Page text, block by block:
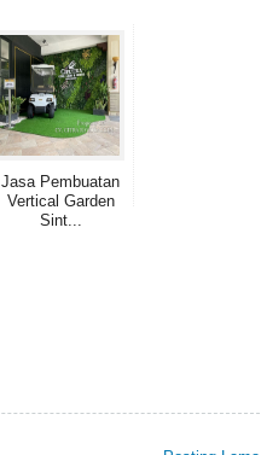
Jasa Pembuatan
Vertical Garden
Sint...